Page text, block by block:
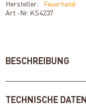
Hersteller:
Feuerhand
Art.-Nr. KS4237
BESCHREIBUNG
TECHNISCHE DATEN